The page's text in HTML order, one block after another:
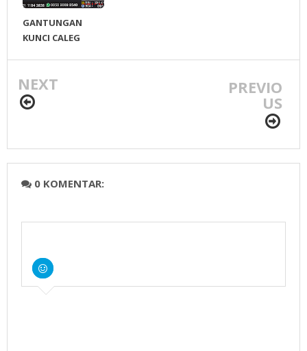
GANTUNGAN
KUNCI CALEG
NEXT PREVIO
US
0 KOMENTAR: